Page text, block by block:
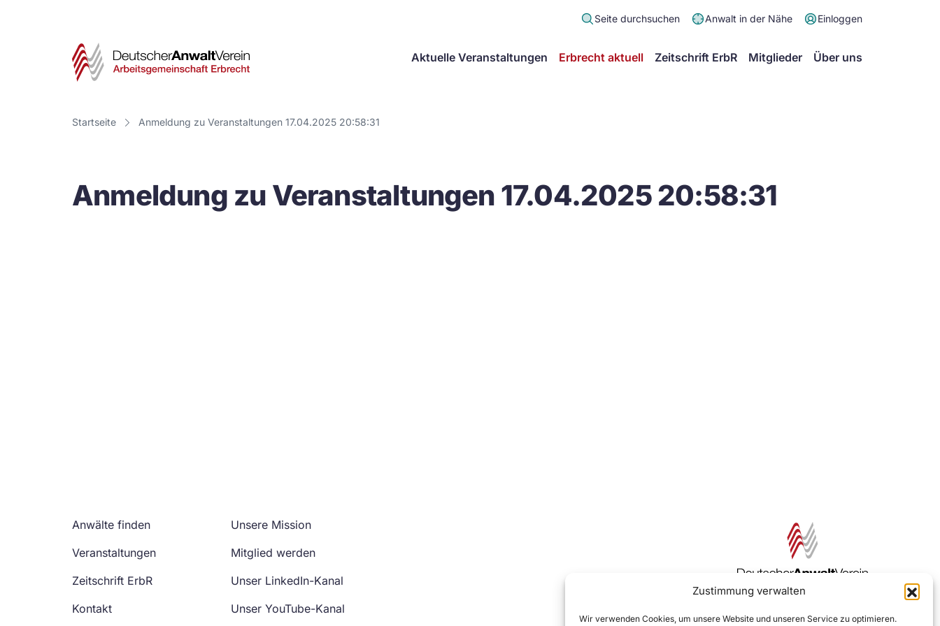
Zustimmung verwalten
Wir verwenden Cookies, um unsere Website und unseren Service zu optimieren.
Seite durchsuchen Anwalt in der Nähe Einloggen
Deutscher
Verein
Arbeitsgemeinschaft
Aktuelle Veranstaltungen Erbrecht aktuell Zeitschrift ErbR Mitglieder Über uns
Startseite Anmeldung zu Veranstaltungen 17.04.2025 20:58:31
Anmeldung zu Veranstaltungen 17.04.2025 20:58:31
Anwälte finden
Veranstaltungen
Zeitschrift ErbR
Kontakt
Unsere Mission
Mitglied werden
Unser LinkedIn-Kanal
Unser YouTube-Kanal
Zur DAV Webseite